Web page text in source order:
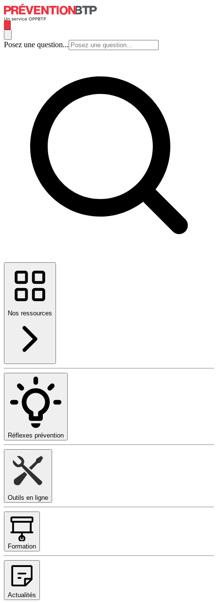
Posez une question...
Nos ressources
Réflexes prévention
Outils en ligne
Formation
Actualités